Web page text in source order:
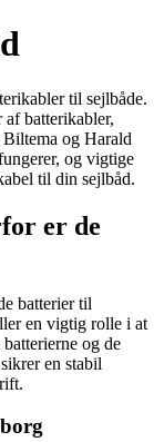
til sejlbåde.
batterikabler,
og Harald
og vigtige
til din sejlbåd.
er de
batterier til
en vigtig rolle i at
og de
en stabil